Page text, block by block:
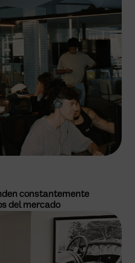
constantemente
del mercado